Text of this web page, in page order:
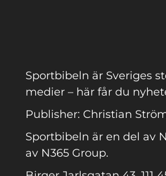
Sportbibeln är Sveriges
medier – här får du
Publisher: Christian
Sportbibeln är en del av
av N365 Group.